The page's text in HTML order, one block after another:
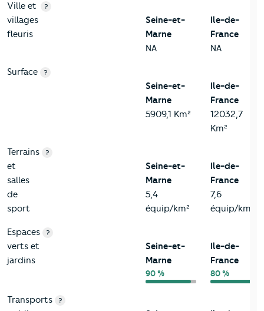
Ville et
villages
fleuris
?
Seine-et-
Marne
NA
Ile-de-
France
NA
Surface ?
Seine-et-
Marne
5909,1 Km²
Ile-de-
France
12032,7
Km²
Terrains
et
salles
de
sport
?
Seine-et-
Marne
5,4
équip/km²
Ile-de-
France
7,6
équip/km²
Espaces
verts et
jardins
?
Seine-et-
Marne
90 %
Ile-de-
France
80 %
Transports
?